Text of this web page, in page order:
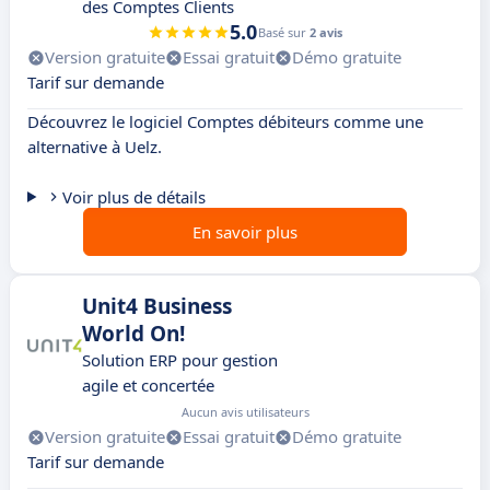
des Comptes Clients
5.0Basé sur 2 avis
Version gratuite Essai gratuit
Démo gratuite
Tarif sur demande
Découvrez le logiciel Comptes débiteurs comme une
alternative à Uelz.
Voir plus de détails
En savoir plus
Unit4 Business
World On!
Solution ERP pour gestion
agile et concertée
Aucun avis utilisateurs
Version gratuite Essai gratuit
Démo gratuite
Tarif sur demande